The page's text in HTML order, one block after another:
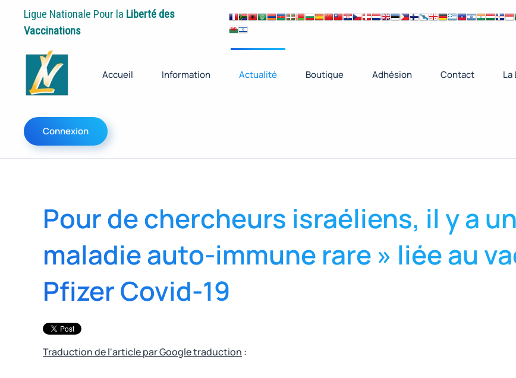
Ligue Nationale Pour la Liberté des
Vaccinations
Accueil Information Actualité Boutique Adhésion Contact La
Connexion
Pour de chercheurs israéliens, il y a
maladie auto-immune rare » liée au
Pfizer Covid-19
Traduction de l'article par Google traduction :